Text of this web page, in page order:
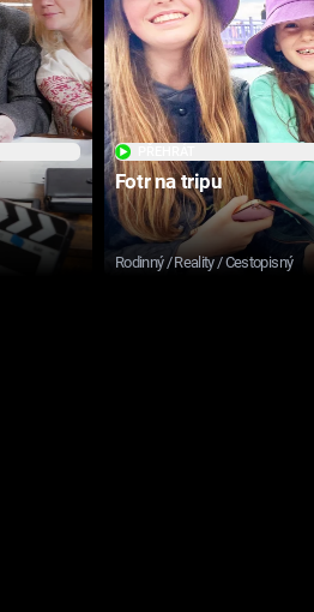
Fotr na tripu
Rodinný / Reality / Cestopisný